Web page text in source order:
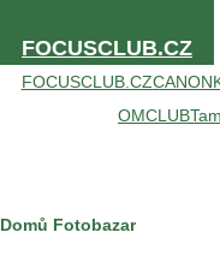
FOCUSCLUB.CZ
FOCUSCLUB.CZ
OMCLUB
Drobečková
Domů Fotobazar